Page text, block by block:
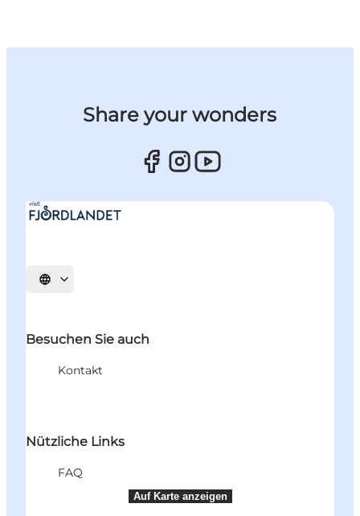
Auf Karte anzeigen
Share your wonders
Sprache auswählen
Besuchen Sie auch
Kontakt
Nützliche Links
FAQ